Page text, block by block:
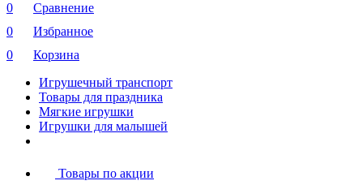
0
Сравнение
0
Избранное
0
Корзина
Игрушечный транспорт
Товары для праздника
Мягкие игрушки
Игрушки для малышей
Товары по акции